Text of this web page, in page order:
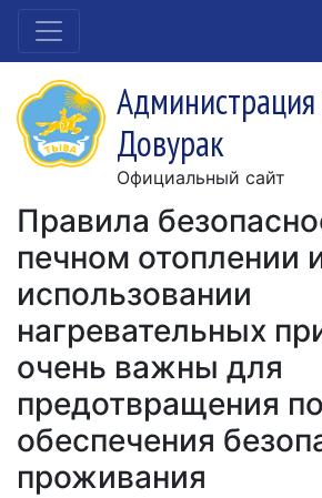
Довурак
Официальный сайт
Правила
печном отоплении
использовании
нагревательных
очень важны для
предотвращения
обеспечения
проживания